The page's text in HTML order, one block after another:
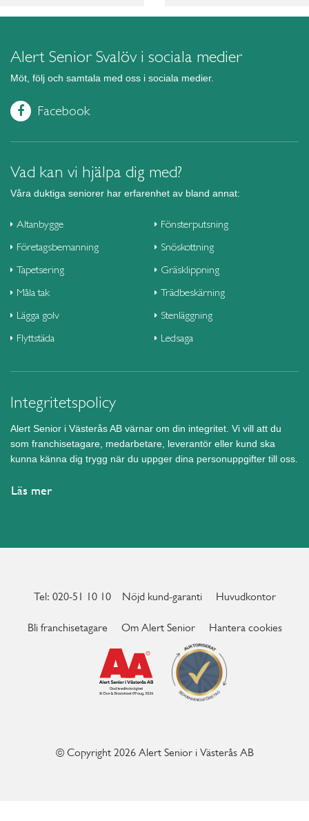
Alert Senior Svalöv i sociala medier
Möt, följ och samtala med oss i sociala medier.
Facebook
Vad kan vi hjälpa dig med?
Våra duktiga seniorer har erfarenhet av bland annat:
Altanbygge
Företagsbemanning
Tapetsering
Måla tak
Lägga golv
Flyttstäda
Fönsterputsning
Snöskottning
Gräsklippning
Trädbeskärning
Stenläggning
Ledsaga
Integritetspolicy
Alert Senior i Västerås AB värnar om din integritet. Vi vill att du
som franchisetagare, medarbetare, leverantör eller kund ska
kunna känna dig trygg när du uppger dina personuppgifter till oss.
Läs mer
Tel: 020-51 10 10 Nöjd kund-garanti Huvudkontor
Bli franchisetagare Om Alert Senior Hantera cookies
© Copyright 2026 Alert Senior i Västerås AB